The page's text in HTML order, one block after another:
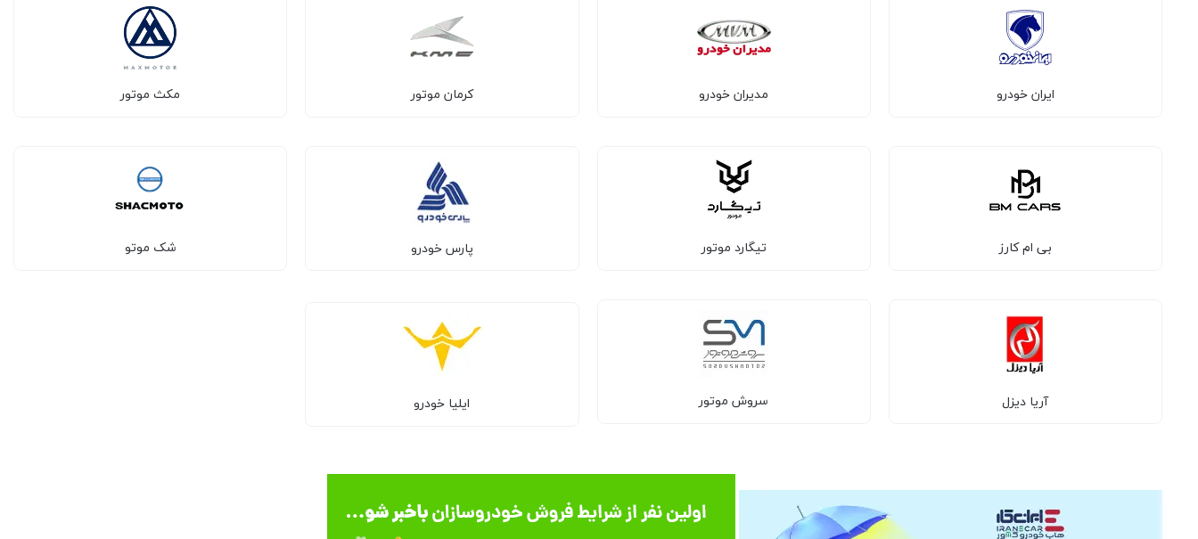
ایران خودرو مدیران خودرو کرمان موتور مکث موتور
بی ام کارز تیگارد موتور پارس خودرو شک موتو
آریا دیزل سروش موتور ایلیا خودرو